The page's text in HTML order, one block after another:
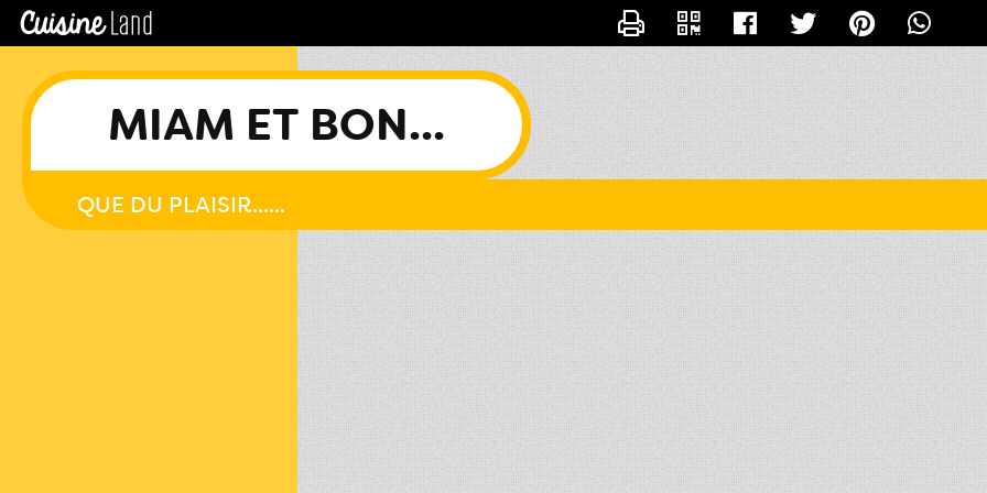
MIAM ET BON...
QUE DU PLAISIR......
CONTACTER CHACHA44